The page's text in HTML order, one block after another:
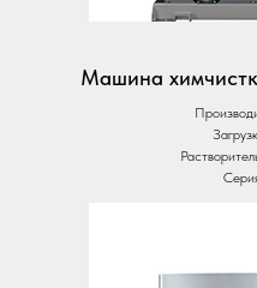
Машина